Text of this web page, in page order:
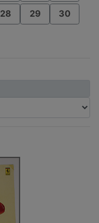
28 29 30